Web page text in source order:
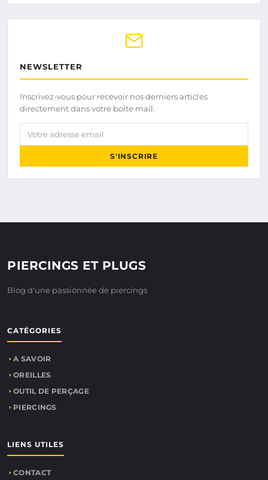
NEWSLETTER
Inscrivez-vous pour recevoir nos derniers articles
directement dans votre boîte mail.
Votre adresse email
S'INSCRIRE
PIERCINGS ET PLUGS
Blog d'une passionnée de piercings
CATÉGORIES
A SAVOIR
OREILLES
OUTIL DE PERÇAGE
PIERCINGS
LIENS UTILES
CONTACT